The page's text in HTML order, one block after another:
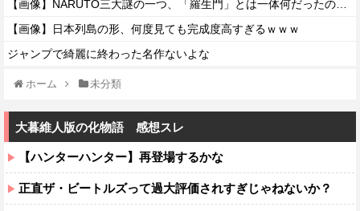
【画像】日本列島の形、何度見ても完成度高すぎるｗｗｗ
ジャンプで綺麗に終わった名作ないよな
ホーム 未分類
大暮維人版の化物語 感想スレ
【ハンターハンター】再登場するかな
正直ザ・ビートルズって過大評価されすぎじゃねないか？